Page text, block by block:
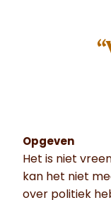
Opgeven
Het is niet
kan het niet
over politiek